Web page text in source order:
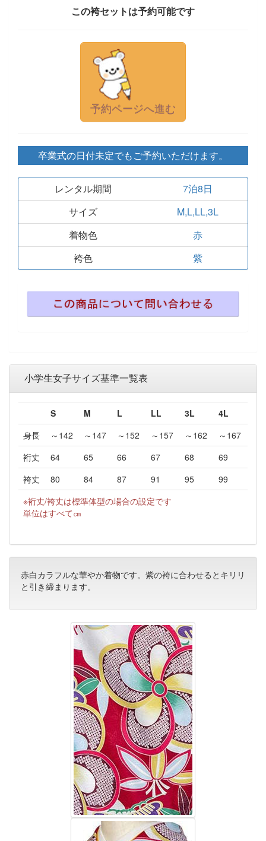
この袴セットは予約可能です
予約ページへ進む
卒業式の日付未定でもご予約いただけます。
レンタル期間
7泊8日
サイズ
M,L,LL,3L
着物色
赤
袴色
紫
小学生女子サイズ基準一覧表
S M L LL 3L
4L
身長
～142 ～147 ～152 ～157 ～162
～167
裄丈
64 65 66 67 68
69
袴丈
80 84 87 91 95
99
※裄丈/袴丈は標準体型の場合の設定です
単位はすべて㎝
赤白カラフルな華やか着物です。紫の袴に合わせるとキリリ
と引き締まります。